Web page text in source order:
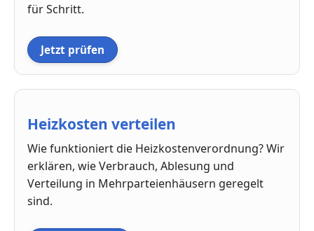
für Schritt.
Jetzt prüfen
Heizkosten verteilen
Wie funktioniert die Heizkostenverordnung? Wir
erklären, wie Verbrauch, Ablesung und
Verteilung in Mehrparteienhäusern geregelt
sind.